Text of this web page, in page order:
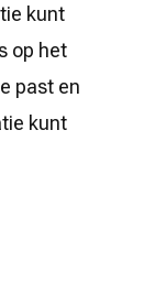
kunt
op het
past en
kunt